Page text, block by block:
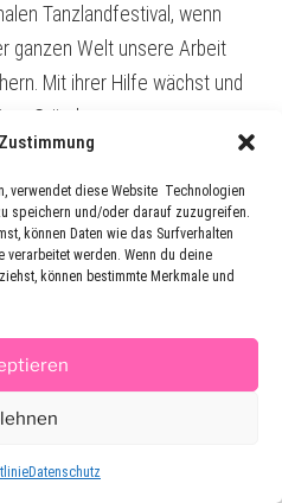
verwendet diese Website Technologien
speichern und/oder darauf zuzugreifen.
können Daten wie das Surfverhalten
werden. Wenn du deine
können bestimmte Merkmale und
Datenschutz
Tanzlandfestival, wenn
ganzen Welt unsere Arbeit
Mit ihrer Hilfe wächst und
Gründung.
Team kochen mit Herz und
Welt. Ein Gefühl von Urlaub